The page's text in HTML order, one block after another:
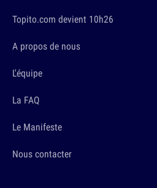
Topito.com devient 10h26
A propos de nous
L'équipe
La FAQ
Le Manifeste
Nous contacter